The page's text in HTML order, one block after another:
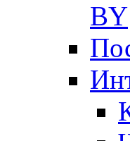
BY